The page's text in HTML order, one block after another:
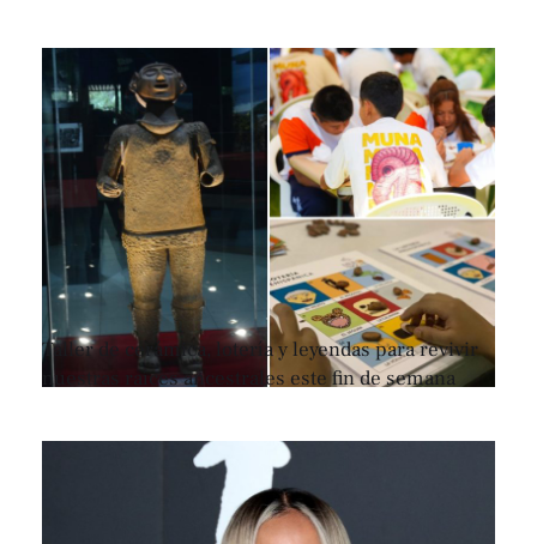
Taller de cerámica, lotería y leyendas para revivir
nuestras raíces ancestrales este fin de semana